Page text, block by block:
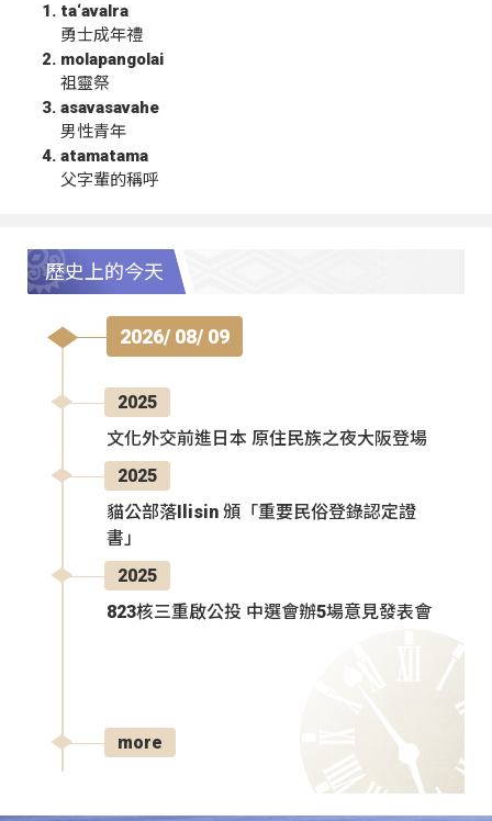
ta‘avalra
勇士成年禮
molapangolai
祖靈祭
asavasavahe
男性青年
atamatama
父字輩的稱呼
歷史上的今天
2026/ 08/ 09
2025
文化外交前進日本 原住民族之夜大阪登場
2025
貓公部落Ilisin 頒「重要民俗登錄認定證
書」
2025
823核三重啟公投 中選會辦5場意見發表會
more